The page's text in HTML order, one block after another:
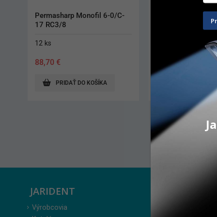
Cytoplast PTFE UP 4-0 /
16mm
12 ks
134,30
PRIDAŤ DO KOŠÍKA
134,30€
PRIDAŤ DO
JARIDENT
Výrobcovia